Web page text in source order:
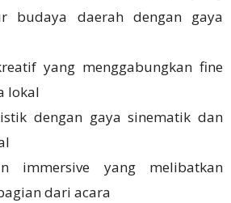
budaya daerah dengan gaya
yang menggabungkan fine
lokal
dengan gaya sinematik dan
immersive yang melibatkan
dari acara